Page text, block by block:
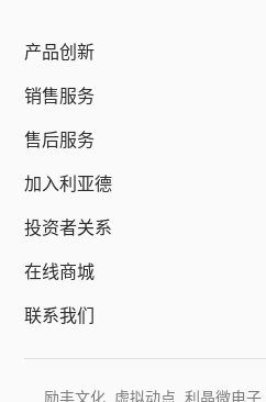
产品创新
销售服务
售后服务
加入利亚德
投资者关系
在线商城
联系我们
励丰文化 虚拟动点 利晶微电子